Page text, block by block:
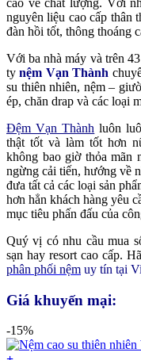
cao về chất lượng. Với
nguyên liệu cao cấp thân
đàn hồi tốt, thông thoáng
Với ba nhà máy và trên
tynệm Vạn Thành
su thiên nhiên, nệm –
ép, chăn drap và các loại
Đệm Vạn Thành luôn
thật tốt và làm tốt hơn
không bao giờ thỏa mãn
ngừng cải tiến, hướng về
đưa tất cả các loại sản
hơn hẳn khách hàng yêu
mục tiêu phấn đấu của
Quý vị có nhu cầu mua
sạn hay resort cao cấp.
phân phối nệm uy tín tại
Giá khuyến mại:
-15%